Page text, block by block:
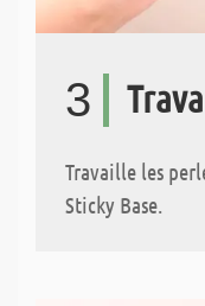
3
Travaille les
Sticky Base.